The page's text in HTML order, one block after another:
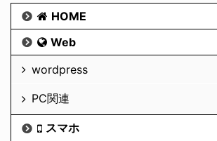
HOME
Web
wordpress
PC関連
スマホ